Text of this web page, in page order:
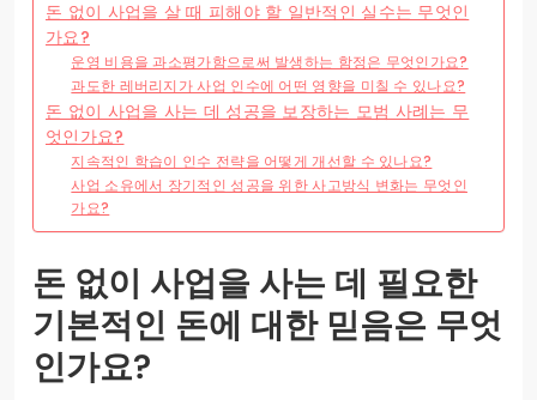
돈 없이 사업을 살 때 피해야 할 일반적인 실수는 무엇인
가요?
운영 비용을 과소평가함으로써 발생하는 함정은 무엇인가요?
과도한 레버리지가 사업 인수에 어떤 영향을 미칠 수 있나요?
돈 없이 사업을 사는 데 성공을 보장하는 모범 사례는 무
엇인가요?
지속적인 학습이 인수 전략을 어떻게 개선할 수 있나요?
사업 소유에서 장기적인 성공을 위한 사고방식 변화는 무엇인
가요?
돈 없이 사업을 사는 데 필요한
기본적인 돈에 대한 믿음은 무엇
인가요?